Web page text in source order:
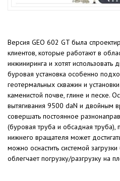
Версия GEO 602 GT была
клиентов, которые работают в
инжиниринга и хотят использовать
буровая установка особенно
геотермальных скважин и
каменистой почве, глине и песке.
вытягивания 9500 daN и двойным
совершать постоянное
(буровая труба и обсадная
нижнего вращателя может
можно оснастить системой
облегчает погрузку/разгрузку на